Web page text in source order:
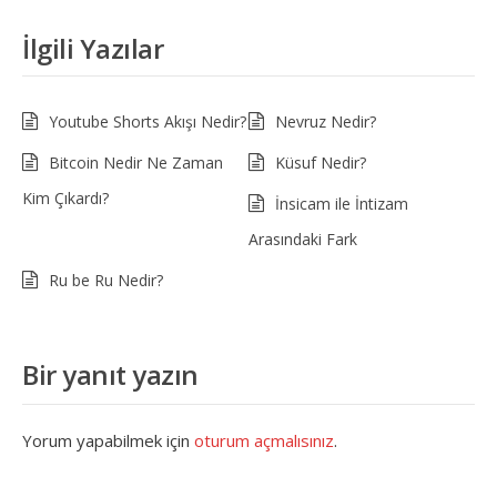
İlgili Yazılar
Youtube Shorts Akışı Nedir?
Nevruz Nedir?
Bitcoin Nedir Ne Zaman
Kim Çıkardı?
Küsuf Nedir?
İnsicam ile İntizam
Arasındaki Fark
Ru be Ru Nedir?
Bir yanıt yazın
Yorum yapabilmek için oturum açmalısınız.